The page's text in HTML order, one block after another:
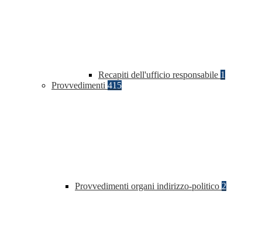
Recapiti dell'ufficio responsabile 1
Provvedimenti 415
Provvedimenti organi indirizzo-politico 2